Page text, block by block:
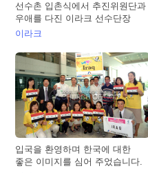
선수촌 입촌식에서 추진위원단과
우애를 다진 이라크 선수단장
이라크
입국을 환영하며 한국에 대한
좋은 이미지를 심어 주었습니다.